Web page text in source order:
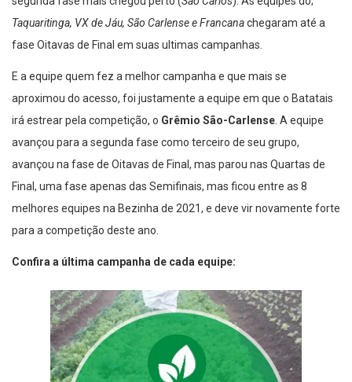
segunda fase mais chegou perto (São Carlos). As equipes do;
Taquaritinga, VX de Jáu, São Carlense e Francana chegaram até a
fase Oitavas de Final em suas ultimas campanhas.
E a equipe quem fez a melhor campanha e que mais se
aproximou do acesso, foi justamente a equipe em que o Batatais
irá estrear pela competição, o Grêmio São-Carlense. A equipe
avançou para a segunda fase como terceiro de seu grupo,
avançou na fase de Oitavas de Final, mas parou nas Quartas de
Final, uma fase apenas das Semifinais, mas ficou entre as 8
melhores equipes na Bezinha de 2021, e deve vir novamente forte
para a competição deste ano.
Confira a última campanha de cada equipe: